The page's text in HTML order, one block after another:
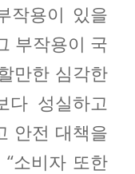
작용이 있을
부작용이 국
만한 심각한
다 성실하고
안전 대책을
소비자 또한